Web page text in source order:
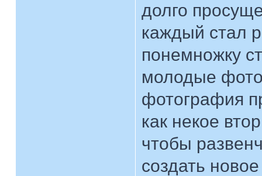
долго
каждый стал
понемножку
молодые
фотография
как некое
чтобы
создать